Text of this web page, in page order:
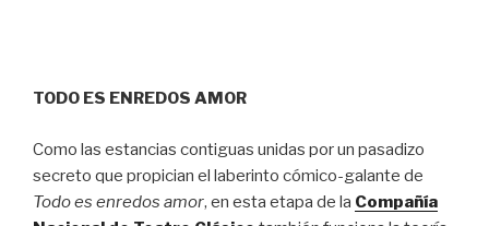
TODO ES ENREDOS AMOR
Como las estancias contiguas unidas por un pasadizo
secreto que propician el laberinto cómico-galante de
Todo es enredos amor, en esta etapa de la Compañía